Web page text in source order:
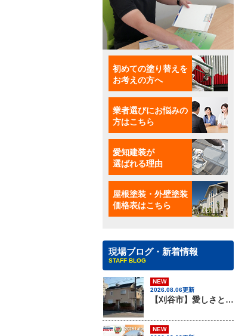
初めての塗り替えを
お考えの方へ
業者選びにお悩みの
方はこちら
愛知建装が
選ばれる理由
屋根塗装・外壁塗装
価格表はこちら
現場ブログ・新着情報
STAFF BLOG
NEW
2026.08.06更新
【刈谷市】愛しさと、ニチハのパミールと、心強さと・・・、屋根材のカバー工法はアイチケンソーへ！！
NEW